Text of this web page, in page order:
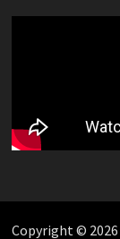
Copyright © 2026